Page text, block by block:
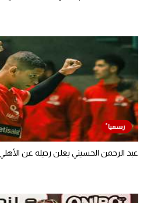
عبد الرحمن الحسيني يعلن رحيله عن